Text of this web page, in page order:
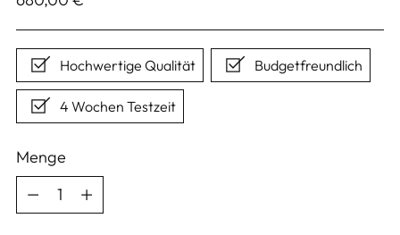
Hochwertige Qualität Budgetfreundlich
4 Wochen Testzeit
Menge
Menge